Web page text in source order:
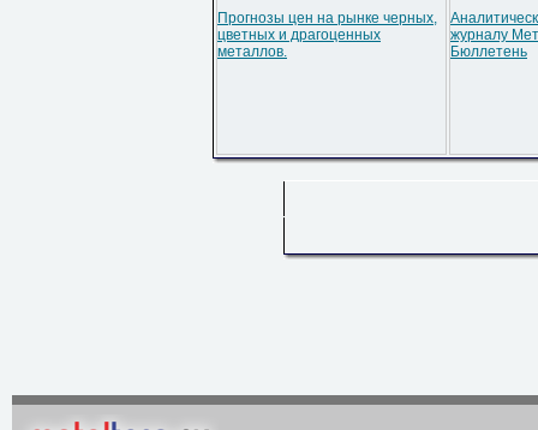
Прогнозы цен на рынке черных,
цветных и драгоценных
металлов.
журналу
Бюллетень